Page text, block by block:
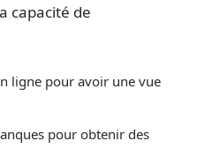
capacité de
ligne pour avoir une vue
pour obtenir des